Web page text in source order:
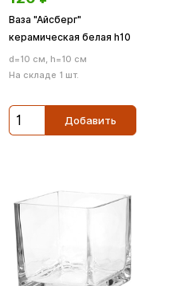
Ваза "Айсберг"
керамическая белая h10
d=10 см, h=10 см
На складе 1 шт.
Добавить